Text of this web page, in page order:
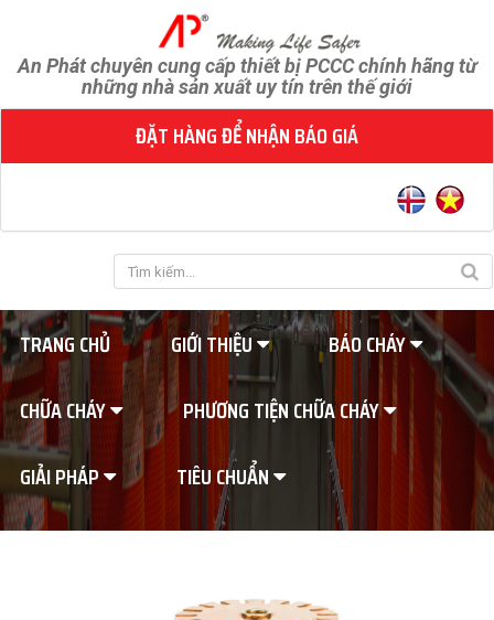
An Phát chuyên cung cấp thiết bị PCCC chính hãng từ
những nhà sản xuất uy tín trên thế giới
ĐẶT HÀNG ĐỂ NHẬN BÁO GIÁ
TRANG CHỦ GIỚI THIỆU
BÁO CHÁY
CHỮA CHÁY
PHƯƠNG TIỆN CHỮA CHÁY
GIẢI PHÁP
TIÊU CHUẨN